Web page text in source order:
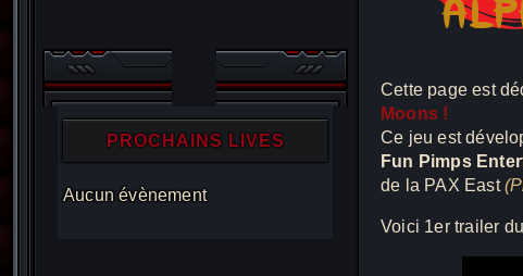
PROCHAINS LIVES
Aucun évènement
Cette page est
Moons !
Ce jeu est
Fun Pimps
de la PAX East
Voici 1er trailer